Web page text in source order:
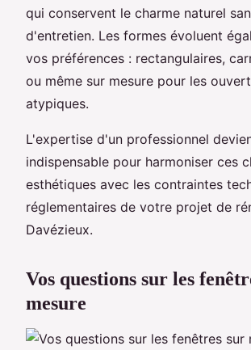
qui conservent le charme naturel
d'entretien. Les formes évoluent
vos préférences : rectangulaires,
ou même sur mesure pour les
atypiques.
L'expertise d'un professionnel
indispensable pour harmoniser ces
esthétiques avec les contraintes
réglementaires de votre projet de
Davézieux.
Vos questions sur les
mesure